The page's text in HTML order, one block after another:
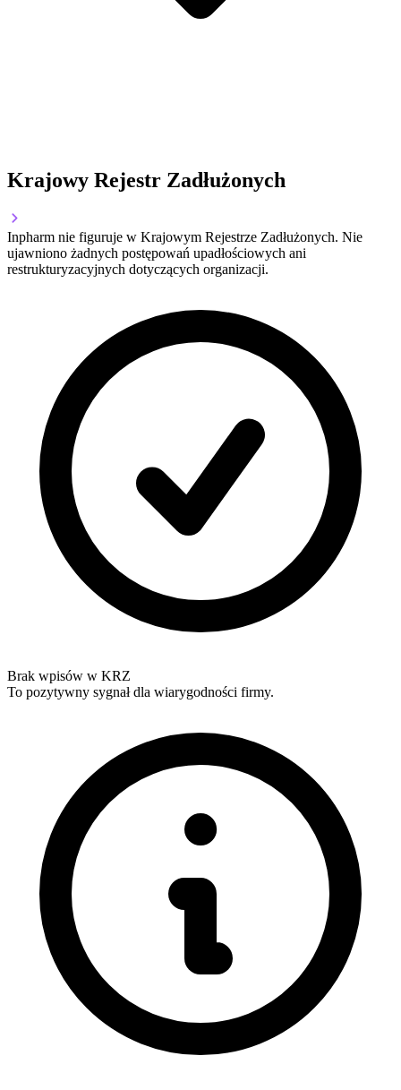
Krajowy Rejestr Zadłużonych
Inpharm nie figuruje w Krajowym Rejestrze Zadłużonych. Nie
ujawniono żadnych postępowań upadłościowych ani
restrukturyzacyjnych dotyczących organizacji.
Brak wpisów w KRZ
To pozytywny sygnał dla wiarygodności firmy.